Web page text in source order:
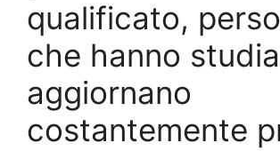
qualificato,
che hanno
aggiornano
costantemente